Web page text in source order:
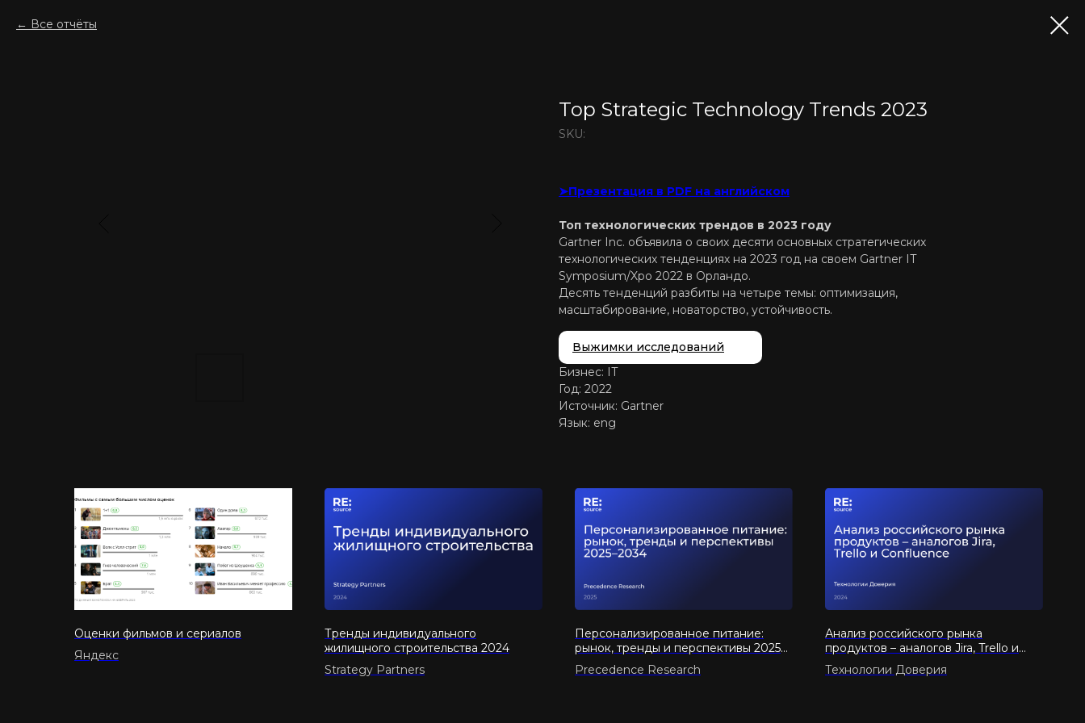
Все отчёты
Top Strategic Technology Trends 2023
SKU:
➤Презентация в PDF на английском
Топ технологических трендов в 2023 году
Gartner Inc. объявила о своих десяти основных стратегических
технологических тенденциях на 2023 год на своем Gartner IT
Symposium/Xpo 2022 в Орландо.
Десять тенденций разбиты на четыре темы: оптимизация,
масштабирование, новаторство, устойчивость.
Выжимки исследований
Бизнес: IT
Год: 2022
Источник: Gartner
Язык: eng
Оценки фильмов и сериалов
Яндекс
Тренды индивидуального
жилищного строительства 2024
Strategy Partners
Персонализированное питание:
рынок, тренды и перспективы 2025–
2034
Precedence Research
Анализ российского рынка
продуктов – аналогов Jira, Trello и
Confluence
Технологии Доверия